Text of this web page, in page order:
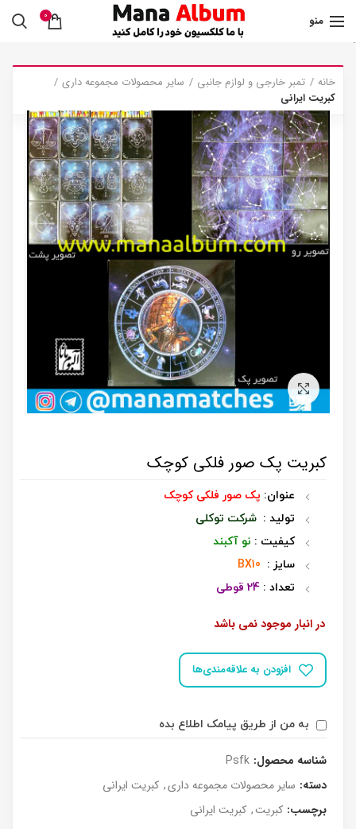
منو 0
.
خانه تمبر خارجی و لوازم جانبی
سایر محصولات مجموعه داری
کبریت ایرانی
برای بزرگنمایی کلیک کنید
کبریت پک صور فلکی کوچک
عنوان: پک صور فلکی کوچک
تولید : شرکت توکلی
کیفیت : نو آکبند
سایز :
تعداد : 24 قوطی
در انبار موجود نمی باشد
افزودن به علاقه‌مندی‌ها
به من از طریق پیامک اطلاع بده
شناسه محصول: Psfk
دسته: سایر محصولات مجموعه داری, کبریت ایرانی
برچسب: کبریت, کبریت ایرانی